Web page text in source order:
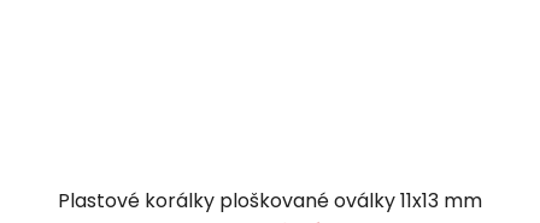
Plastové korálky ploškované oválky 11x13 mm